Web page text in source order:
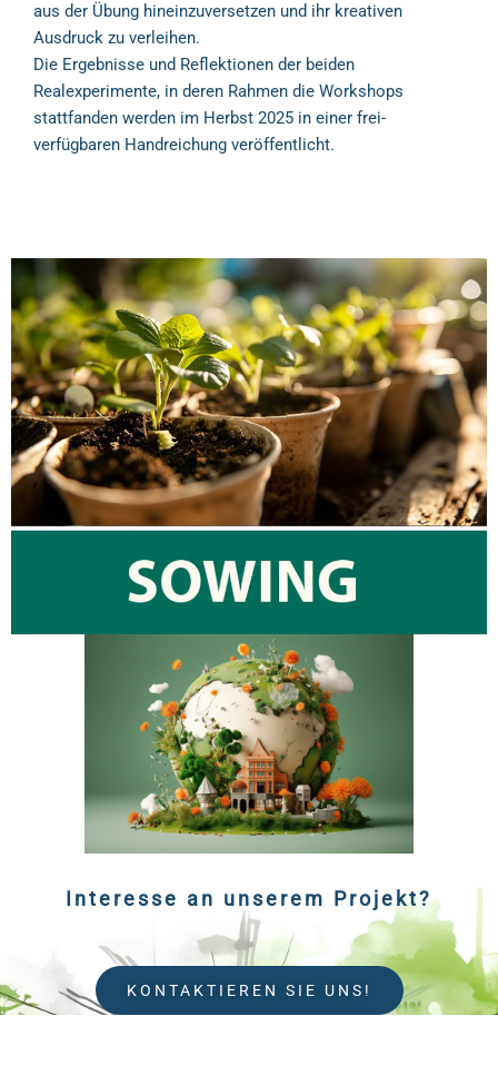
aus der Übung hineinzuversetzen und ihr kreativen
Ausdruck zu verleihen.
Die Ergebnisse und Reflektionen der beiden
Realexperimente, in deren Rahmen die Workshops
stattfanden werden im Herbst 2025 in einer frei-
verfügbaren Handreichung veröffentlicht.
Interesse an unserem Projekt?
KONTAKTIEREN SIE UNS!